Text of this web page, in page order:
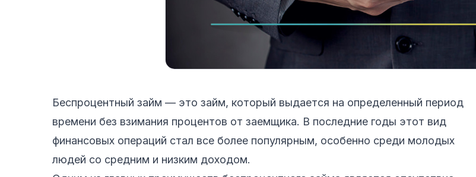
Беспроцентный займ — это займ, который выдается на определенный период
времени без взимания процентов от заемщика. В последние годы этот вид
финансовых операций стал все более популярным, особенно среди молодых
людей со средним и низким доходом.